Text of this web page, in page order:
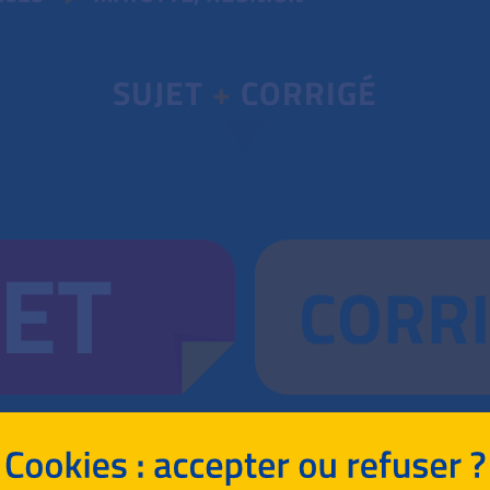
SUJET + CORRIGÉ